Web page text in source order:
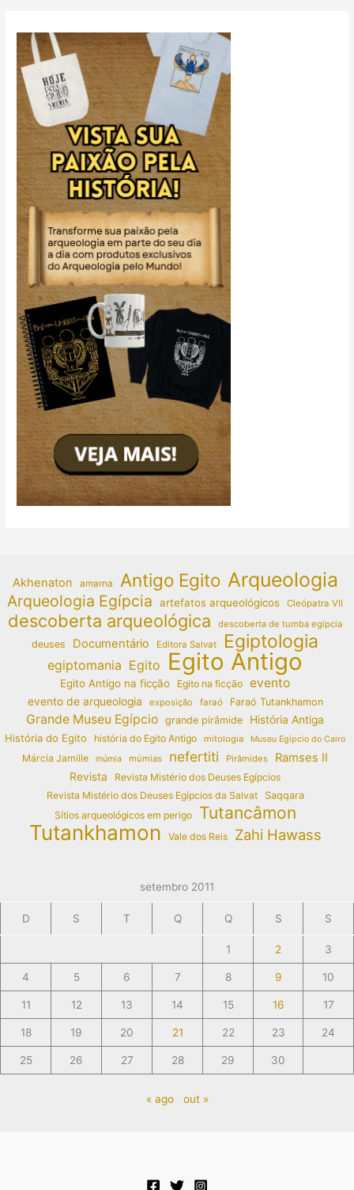
Akhenaton amarna Antigo Egito Arqueologia
Arqueologia Egípcia artefatos arqueológicos Cleópatra VII
descoberta arqueológica descoberta de tumba egípcia
deuses Documentário Editora Salvat Egiptologia
egiptomania Egito Egito Antigo
Egito Antigo na ficção Egito na ficção evento
evento de arqueologia exposição faraó Faraó Tutankhamon
Grande Museu Egípcio grande pirâmide
História Antiga
História do Egito
história do Egito Antigo mitologia Museu Egípcio do Cairo
Márcia Jamille múmia múmias nefertiti Pirâmides Ramses II
Revista
Revista Mistério dos Deuses Egípcios
Revista Mistério dos Deuses Egípcios da Salvat
Saqqara
Sítios arqueológicos em perigo
Tutancâmon
Tutankhamon Vale dos Reis Zahi Hawass
setembro 2011
D S T Q Q S S
1 2 3
4 5 6 7 8 9 10
11 12 13 14 15 16 17
18 19 20 21 22 23 24
25 26 27 28 29 30
« ago out »